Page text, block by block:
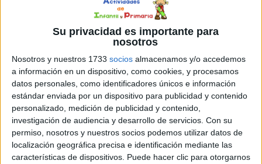
Su privacidad es importante para
nosotros
Nosotros y nuestros 1733 socios almacenamos y/o accedemos
a información en un dispositivo, como cookies, y procesamos
datos personales, como identificadores únicos e información
estándar enviada por un dispositivo para publicidad y contenido
personalizado, medición de publicidad y contenido,
investigación de audiencia y desarrollo de servicios. Con su
permiso, nosotros y nuestros socios podemos utilizar datos de
localización geográfica precisa e identificación mediante las
características de dispositivos. Puede hacer clic para otorgarnos